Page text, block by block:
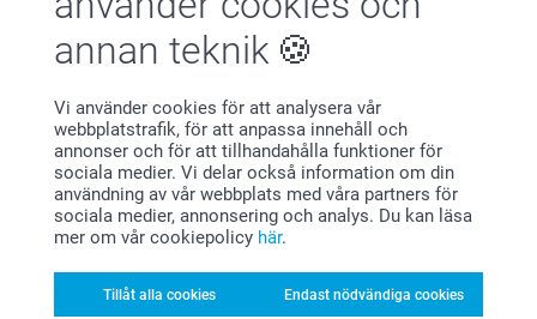
annan teknik
Vi använder cookies för att analysera vår
webbplatstrafik, för att anpassa innehåll och
annonser och för att tillhandahålla funktioner för
sociala medier. Vi delar också information om din
användning av vår webbplats med våra partners för
sociala medier, annonsering och analys. Du kan läsa
mer om vår cookiepolicy här.
Tillåt alla cookies Endast nödvändiga cookies
Bonus på alla dina köp